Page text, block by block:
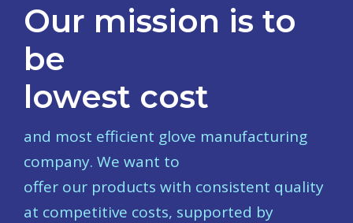
Our mission is to
be
lowest cost
and most efficient glove manufacturing
company. We want to
offer our products with consistent quality
at competitive costs, supported by